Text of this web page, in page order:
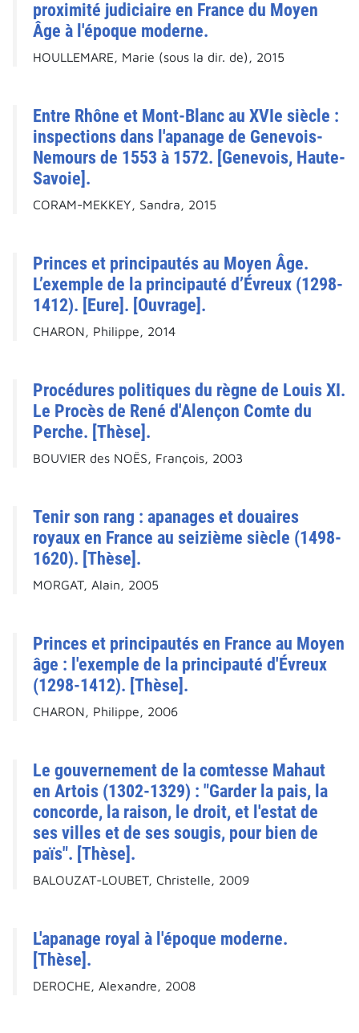
proximité judiciaire en France du Moyen
Âge à l'époque moderne.
HOULLEMARE, Marie (sous la dir. de), 2015
Entre Rhône et Mont-Blanc au XVIe siècle :
inspections dans l'apanage de Genevois-
Nemours de 1553 à 1572. [Genevois, Haute-
Savoie].
CORAM-MEKKEY, Sandra, 2015
Princes et principautés au Moyen Âge.
L’exemple de la principauté d’Évreux (1298-
1412). [Eure]. [Ouvrage].
CHARON, Philippe, 2014
Procédures politiques du règne de Louis XI.
Le Procès de René d'Alençon Comte du
Perche. [Thèse].
BOUVIER des NOËS, François, 2003
Tenir son rang : apanages et douaires
royaux en France au seizième siècle (1498-
1620). [Thèse].
MORGAT, Alain, 2005
Princes et principautés en France au Moyen
âge : l'exemple de la principauté d'Évreux
(1298-1412). [Thèse].
CHARON, Philippe, 2006
Le gouvernement de la comtesse Mahaut
en Artois (1302-1329) : "Garder la pais, la
concorde, la raison, le droit, et l'estat de
ses villes et de ses sougis, pour bien de
païs". [Thèse].
BALOUZAT-LOUBET, Christelle, 2009
L'apanage royal à l'époque moderne.
[Thèse].
DEROCHE, Alexandre, 2008